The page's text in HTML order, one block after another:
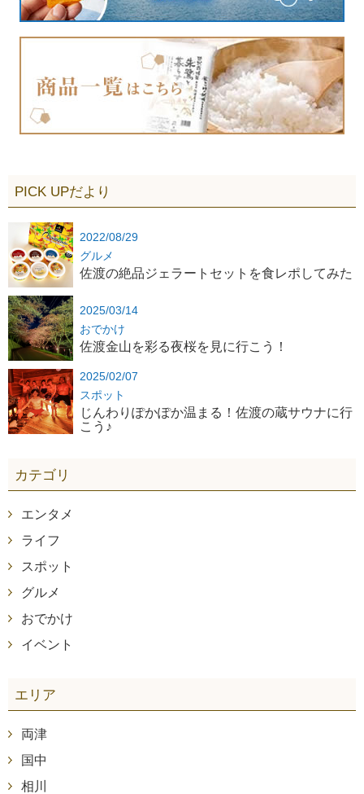
PICK UPだより
2022/08/29
グルメ
佐渡の絶品ジェラートセットを食レポしてみた
2025/03/14
おでかけ
佐渡金山を彩る夜桜を見に行こう！
2025/02/07
スポット
じんわりぽかぽか温まる！佐渡の蔵サウナに行
こう♪
カテゴリ
エンタメ
ライフ
スポット
グルメ
おでかけ
イベント
エリア
両津
国中
相川